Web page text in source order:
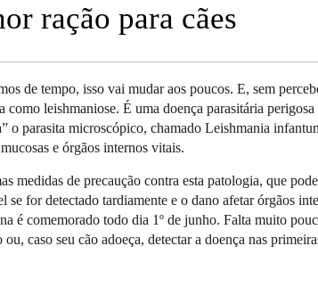
ração para cães
de tempo, isso vai mudar aos poucos. E, sem
leishmaniose. É uma doença parasitária perigosa
o parasita microscópico, chamado Leishmania
e órgãos internos vitais.
medidas de precaução contra esta patologia, que
for detectado tardiamente e o dano afetar órgãos
é comemorado todo dia 1º de junho. Falta muito
caso seu cão adoeça, detectar a doença nas